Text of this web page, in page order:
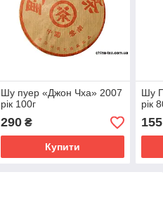
Шу пуер «Джон Чха» 2007
рік 100г
290₴
Купити
Шу
рік
155